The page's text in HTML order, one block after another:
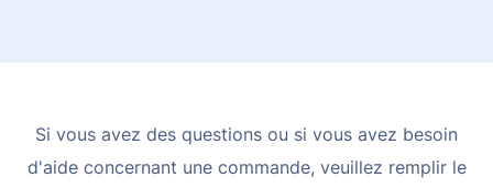
Si vous avez des questions ou si vous avez besoin
d'aide concernant une commande, veuillez remplir le